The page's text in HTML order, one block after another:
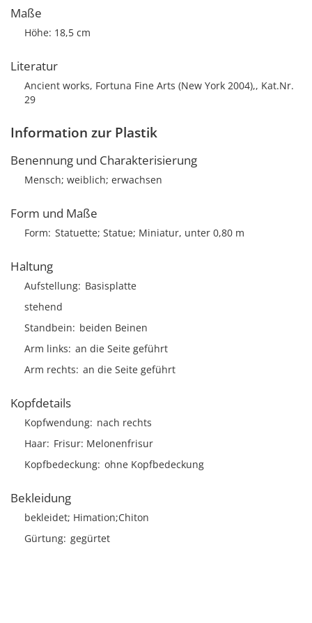
Maße
Höhe: 18,5 cm
Literatur
Ancient works, Fortuna Fine Arts (New York 2004),, Kat.Nr.
29
Information zur Plastik
Benennung und Charakterisierung
Mensch; weiblich; erwachsen
Form und Maße
Form Statuette; Statue; Miniatur, unter 0,80 m
Haltung
Aufstellung Basisplatte
stehend
Standbein
beiden Beinen
Arm links an die Seite geführt
Arm rechts an die Seite geführt
Kopfdetails
Kopfwendung nach rechts
Haar Frisur Melonenfrisur
Kopfbedeckung ohne Kopfbedeckung
Bekleidung
bekleidet; Himation;Chiton
Gürtung gegürtet